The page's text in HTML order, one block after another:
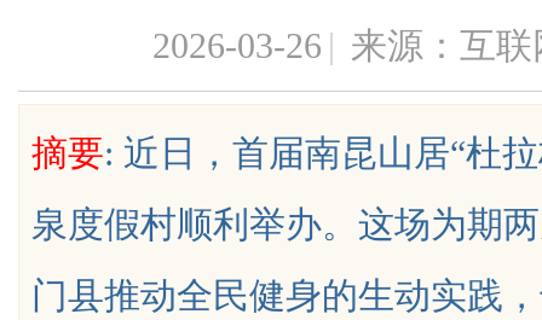
uz
2026-03-26 | 来源：互联
摘要: 近日，首届南昆山居“杜
泉度假村顺利举办。这场为期
门县推动全民健身的生动实践
他免费派单？